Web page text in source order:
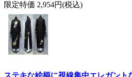
限定特価 2,954円(税込)